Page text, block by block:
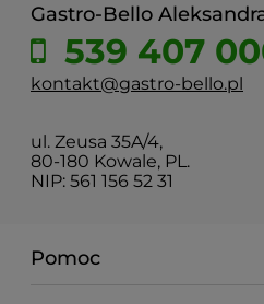
Gastro-Bello
539 407
kontakt@gastro-bello.pl
ul. Zeusa 35A/4,
80-180 Kowale, PL.
NIP: 561 156 52 31
Pomoc